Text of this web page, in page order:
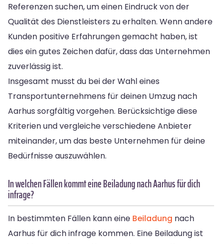
Referenzen suchen, um einen Eindruck von der
Qualität des Dienstleisters zu erhalten. Wenn andere
Kunden positive Erfahrungen gemacht haben, ist
dies ein gutes Zeichen dafür, dass das Unternehmen
zuverlässig ist.
Insgesamt musst du bei der Wahl eines
Transportunternehmens für deinen Umzug nach
Aarhus sorgfältig vorgehen. Berücksichtige diese
Kriterien und vergleiche verschiedene Anbieter
miteinander, um das beste Unternehmen für deine
Bedürfnisse auszuwählen.
In welchen Fällen kommt eine Beiladung nach Aarhus für dich
infrage?
In bestimmten Fällen kann eine Beiladung nach
Aarhus für dich infrage kommen. Eine Beiladung ist